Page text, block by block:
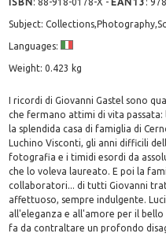
Subject:
Languages:
Weight: 0.423 kg
I ricordi di Giovanni Gastel sono
che fermano attimi di vita
la splendida casa di famiglia di
Luchino Visconti, gli anni difficili
fotografia e i timidi esordi da
che lo voleva laureato. E poi la
collaboratori... di tutti Giovanni
affettuoso, sempre indulgente.
all'eleganza e all'amore per il
fa da contraltare un profondo